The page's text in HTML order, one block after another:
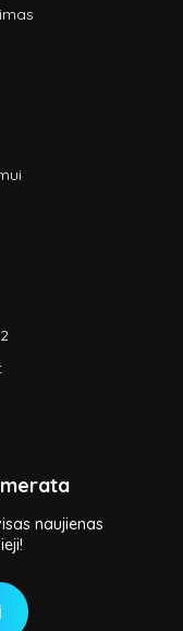
naujienas